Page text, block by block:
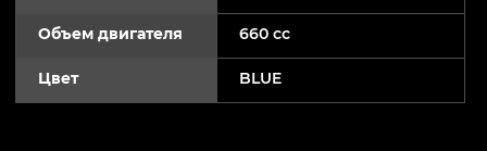
Объем двигателя 660 cc
Цвет BLUE